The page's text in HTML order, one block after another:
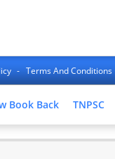
Terms And Conditions
Book Back TNPSC